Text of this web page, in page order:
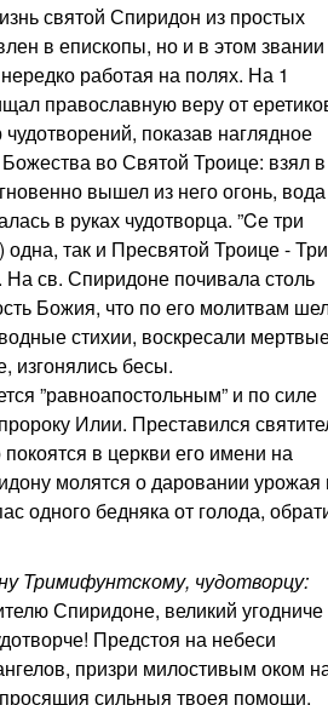
святой Спиридон из простых
в епископы, но и в этом звании
работая на полях. На 1
православную веру от
показав наглядное
Божества во Святой Троице: взял в
вышел из него огонь, вода
в руках чудотворца. ”Cе три
так и Пресвятой Троице - Три
св. Спиридоне почивала столь
Божия, что по его молитвам
стихии, воскресали
изгонялись бесы.
”равноапостольным” и по силе
Илии. Преставился
в церкви его имени на
молятся о даровании урожая
одного бедняка от голода,
Тримифунтскому, чудотворцу:
Спиридоне, великий угодниче
Предстоя на небеси
призри милостивым оком
сильныя твоея помощи.